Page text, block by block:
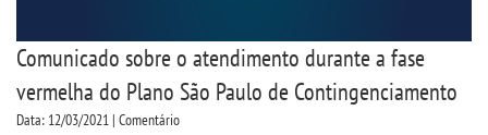
Comunicado sobre o atendimento durante a fase
vermelha do Plano São Paulo de Contingenciamento
Data: 12/03/2021 | Comentário